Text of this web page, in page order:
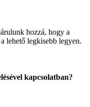
hozzá, hogy a
lehető legkisebb legyen.
kapcsolatban?